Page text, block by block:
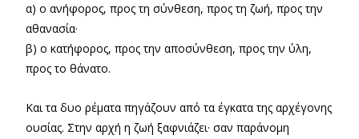
α) ο ανήφορος, προς τη σύνθεση, προς τη ζωή, προς την
αθανασία·
β) ο κατήφορος, προς την αποσύνθεση, προς την ύλη,
προς το θάνατο.
Και τα δυο ρέματα πηγάζουν από τα έγκατα της αρχέγονης
ουσίας. Στην αρχή η ζωή ξαφνιάζει· σαν παράνομη